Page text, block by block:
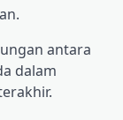
antara
dalam